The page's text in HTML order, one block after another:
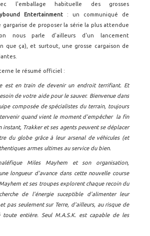
l'emballage habituelle des grosses
Entertainment : un communiqué de
gargarise de proposer la série la plus attendue
nous parle d'ailleurs d'un lancement
que ça), et surtout, une grosse cargaison de
le résumé officiel :
est en train de devenir un endroit terrifiant. Et
de votre aide pour le sauver. Bienvenue dans
composée de spécialistes du terrain, toujours
quand vient le moment d'empêcher la fin
instant, Trakker et ses agents peuvent se déplacer
du globe grâce à leur arsenal de véhicules (et
armes ultimes au service du bien.
Miles Mayhem et son organisation,
longueur d'avance dans cette nouvelle course
et ses troupes explorent chaque recoin du
de l'énergie suceptible d'alimenter leur
pas seulement sur Terre, d'ailleurs, au risque de
toute entière. Seul M.A.S.K. est capable de les